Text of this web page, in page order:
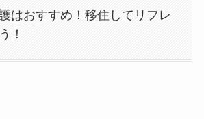
はおすすめ！移住してリフレ
！